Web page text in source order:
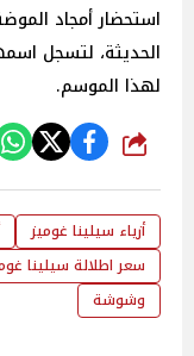
استحضار أمجاد
الحديثة، لتسجل
لهذا الموسم.
شارك
أزياء سيلينا غوميز
سعر اطلالة سيلينا
وشوشة